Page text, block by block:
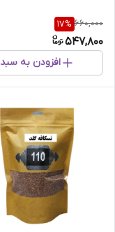
660,000
17%
547,800
افزودن به سبد